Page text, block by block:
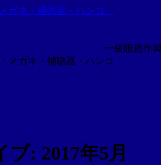
ネ・補聴器・ハンコ
能士 一級眼鏡作
ブ: 2017年5月